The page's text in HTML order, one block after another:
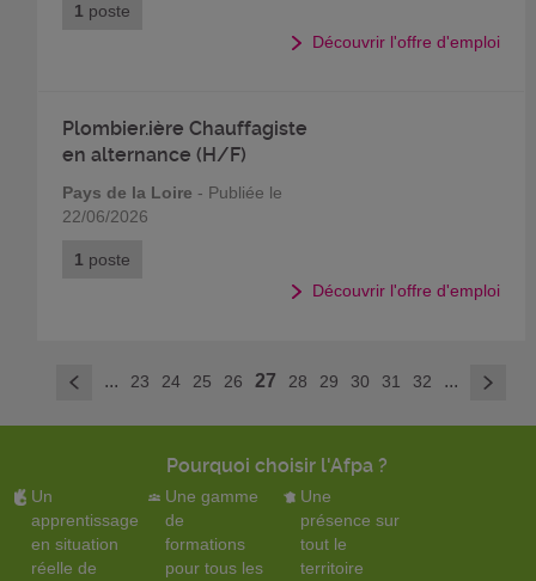
1 poste
Découvrir l'offre d'emploi
Plombier.ière Chauffagiste
en alternance (H/F)
Pays de la Loire - Publiée le
22/06/2026
1 poste
Découvrir l'offre d'emploi
< ... 23 24 25 26 27 28 29 30 31 32 ... >
Pourquoi choisir l'Afpa ?
Un
apprentissage
en situation
réelle de
Une gamme
de
formations
pour tous les
Une
présence sur
tout le
territoire